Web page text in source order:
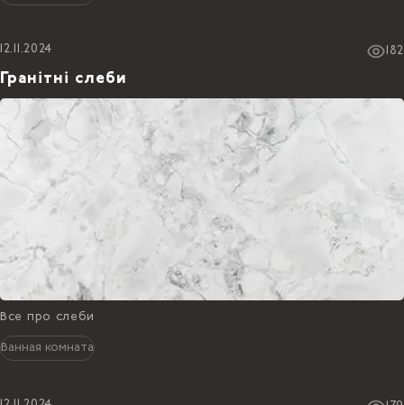
12.11.2024 182
Гранітні слеби
Все про слеби
Ванная комната